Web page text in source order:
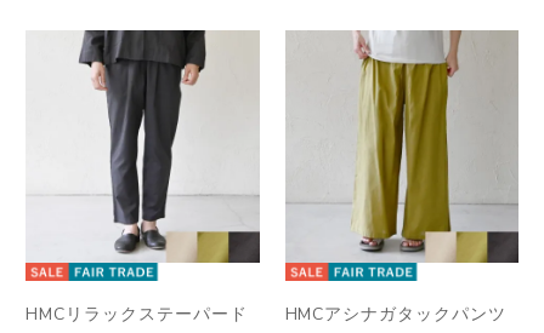
HMCリラックステーパード
HMCアシナガタックパンツ